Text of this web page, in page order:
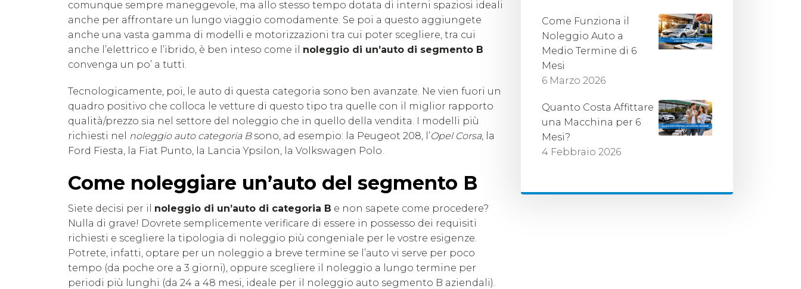
comunque sempre maneggevole, ma allo stesso tempo dotata di interni spaziosi ideali
anche per affrontare un lungo viaggio comodamente. Se poi a questo aggiungete
anche una vasta gamma di modelli e motorizzazioni tra cui poter scegliere, tra cui
anche l’elettrico e l’ibrido, è ben inteso come il noleggio di un’auto di segmento B
convenga un po’ a tutti.
Tecnologicamente, poi, le auto di questa categoria sono ben avanzate. Ne vien fuori un
quadro positivo che colloca le vetture di questo tipo tra quelle con il miglior rapporto
qualità/prezzo sia nel settore del noleggio che in quello della vendita. I modelli più
richiesti nel noleggio auto categoria Bsono, ad esempio: la Peugeot 208, l’Opel Corsa, la
Ford Fiesta, la Fiat Punto, la Lancia Ypsilon, la Volkswagen Polo.
Come noleggiare un’auto del segmento B
Siete decisi per il noleggio di un’auto di categoria B e non sapete come procedere?
Nulla di grave! Dovrete semplicemente verificare di essere in possesso dei requisiti
richiesti e scegliere la tipologia di noleggio più congeniale per le vostre esigenze.
Potrete, infatti, optare per un noleggio a breve termine se l’auto vi serve per poco
tempo (da poche ore a 3 giorni), oppure scegliere il noleggio a lungo termine per
periodi più lunghi (da 24 a 48 mesi, ideale per il noleggio auto segmento B aziendali).
Come Funziona il
Noleggio Auto a
Medio Termine di 6
Mesi
6 Marzo 2026
Quanto Costa Affittare
una Macchina per 6
Mesi?
4 Febbraio 2026